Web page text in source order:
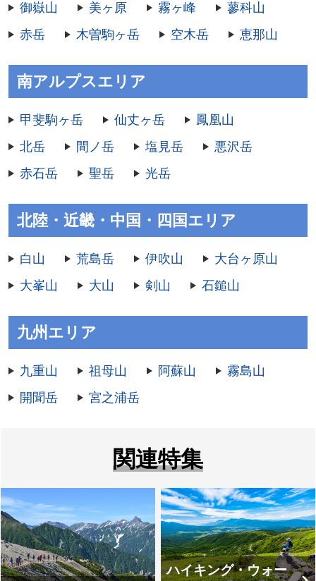
御嶽山 美ヶ原 霧ヶ峰
蓼科山
赤岳
木曽駒ヶ岳 空木岳 恵那山
南アルプスエリア
甲斐駒ヶ岳 仙丈ヶ岳
鳳凰山
北岳
間ノ岳 塩見岳
悪沢岳
赤石岳
聖岳 光岳
北陸・近畿・中国・四国エリア
白山 荒島岳 伊吹山
大台ヶ原山
大峯山
大山 剣山 石鎚山
九州エリア
九重山 祖母山 阿蘇山
霧島山
開聞岳
宮之浦岳
関連特集
ハイキング・ウォー